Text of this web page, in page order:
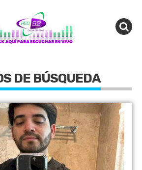
DE BÚSQUEDA